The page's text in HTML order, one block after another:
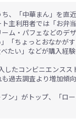
、「中華まん」を直
主利用者では「お弁
ム・パフェなどのデザ
「ちょっとおなかが
たい」などが購入経
たコンビニエンス
過去調査より増加傾
ン」がトップ、「ロ